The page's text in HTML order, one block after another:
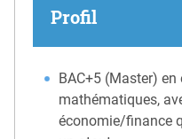
Profil
BAC+5 (Master)
mathématiques,
économie/finance